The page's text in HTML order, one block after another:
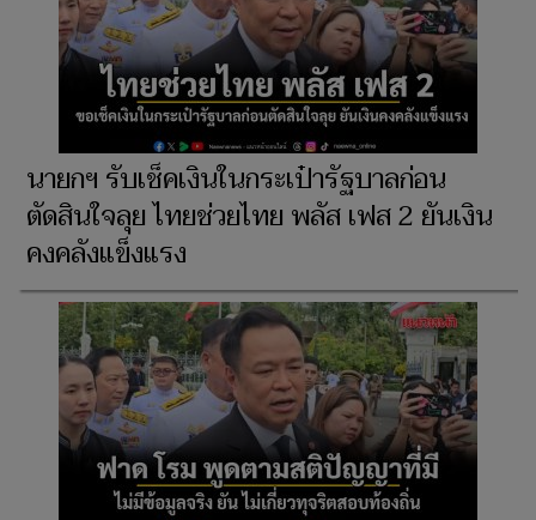
นายกฯ รับเช็คเงินในกระเป๋ารัฐบาลก่อน
ตัดสินใจลุย ไทยช่วยไทย พลัส เฟส 2 ยันเงิน
คงคลังแข็งแรง